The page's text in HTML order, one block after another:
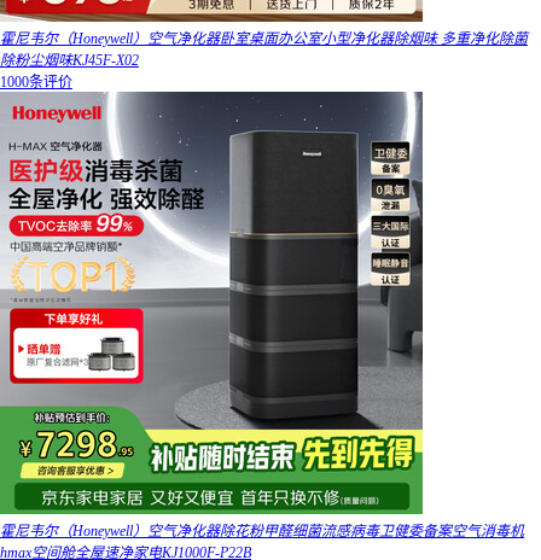
霍尼韦尔（Honeywell）空气净化器卧室桌面办公室小型净化器除烟味 多重净化除菌
除粉尘烟味KJ45F-X02
1000条评价
霍尼韦尔（Honeywell）空气净化器除花粉甲醛细菌流感病毒卫健委备案空气消毒机
hmax空间舱全屋速净家电KJ1000F-P22B